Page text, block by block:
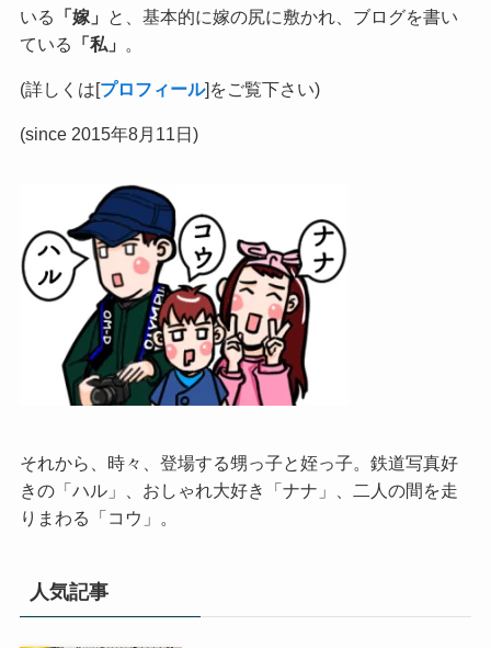
いる
「嫁」
と、基本的に嫁の尻に敷かれ、ブログを書い
ている
「私」 。
(詳しくは[プロフィール]をご覧下さい)
(since 2015年8月11日)
それから、時々、登場する甥っ子と姪っ子。鉄道写真好
きの「ハル」、おしゃれ大好き「ナナ」、二人の間を走
りまわる「コウ」。
人気記事